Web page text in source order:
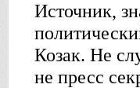
Источник,
Козак. Не
не пресс